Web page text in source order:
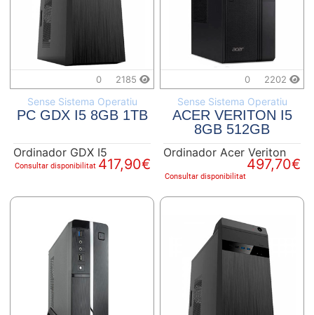
0 2185
Sense Sistema Operatiu
PC GDX I5 8GB 1TB
Ordinador GDX I5
417,90€
Consultar disponibilitat
0 2202
Sense Sistema Operatiu
ACER VERITON I5
8GB 512GB
Ordinador Acer Veriton
497,70€
Consultar disponibilitat